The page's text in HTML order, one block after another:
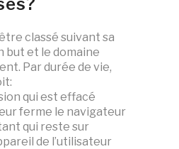
classé suivant sa
but et le domaine
Par durée de vie,
qui est effacé
ferme le navigateur
qui reste sur
de l’utilisateur